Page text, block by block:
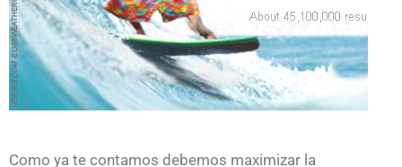
Como ya te contamos debemos maximizar la